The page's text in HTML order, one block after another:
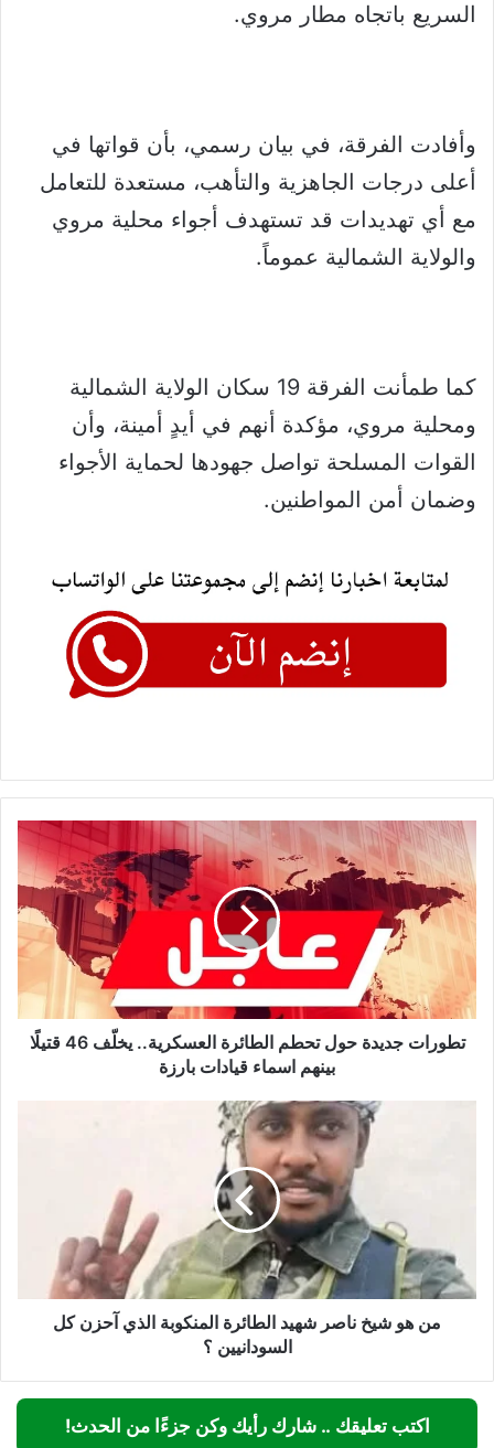
السريع باتجاه مطار مروي.
وأفادت الفرقة، في بيان رسمي، بأن قواتها في
أعلى درجات الجاهزية والتأهب، مستعدة للتعامل
مع أي تهديدات قد تستهدف أجواء محلية مروي
والولاية الشمالية عموماً.
كما طمأنت الفرقة 19 سكان الولاية الشمالية
ومحلية مروي، مؤكدة أنهم في أيدٍ أمينة، وأن
القوات المسلحة تواصل جهودها لحماية الأجواء
وضمان أمن المواطنين.
تطورات
جديدة
حول
تحطم
الطائرة
العسكرية..
يخلّف
46
قتيلًا
بينهم
تطورات جديدة حول تحطم الطائرة العسكرية.. يخلّف 46 قتيلًا
بينهم اسماء قيادات بارزة
المنكوبة
الذي
آحزن
من هو شيخ ناصر شهيد الطائرة المنكوبة الذي آحزن كل
السودانيين ؟
اكتب تعليقك .. شارك رأيك وكن جزءًا من الحدث!